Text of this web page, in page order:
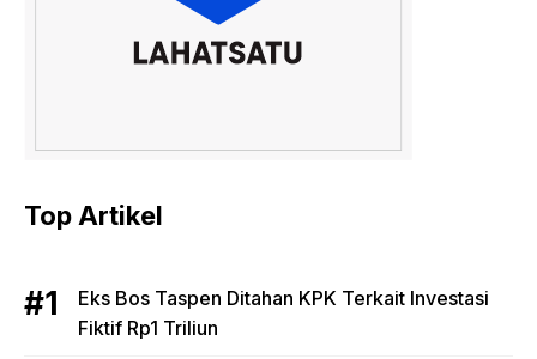
Top Artikel
Eks Bos Taspen Ditahan KPK Terkait Investasi
Fiktif Rp1 Triliun